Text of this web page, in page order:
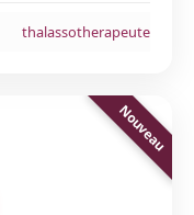
thalassotherapeute